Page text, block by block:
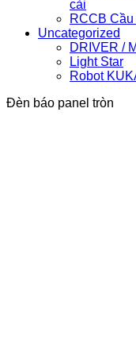
cài
RCCB
Uncategorized
DRIVER /
Light Star
Robot
Đèn báo panel tròn